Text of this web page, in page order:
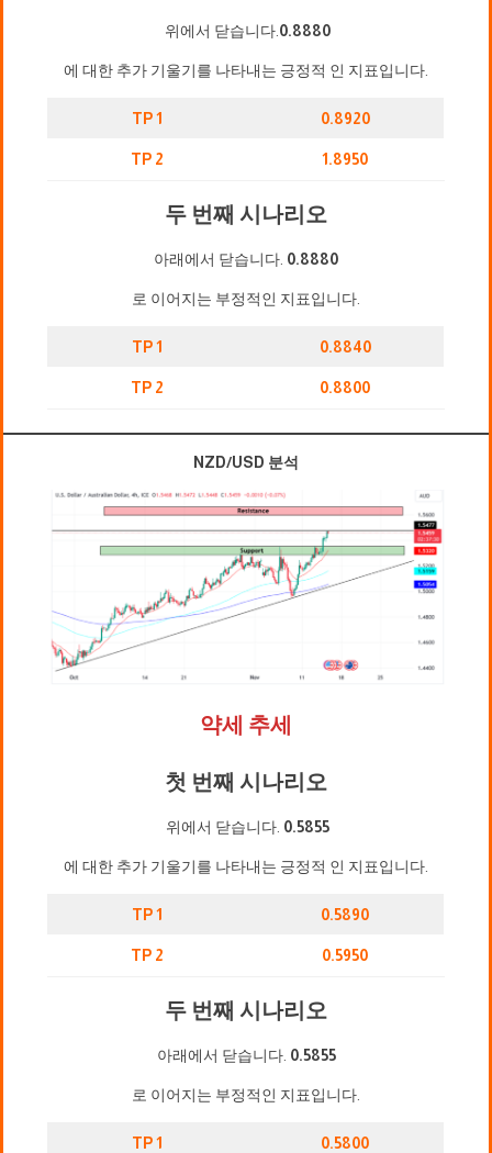
위에서 닫습니다.0.8880
에 대한 추가 기울기를 나타내는 긍정적 인 지표입니다.
TP 1 0.8920
TP 2 1.8950
두 번째 시나리오
아래에서 닫습니다. 0.8880
로 이어지는 부정적인 지표입니다.
TP 1 0.8840
TP 2 0.8800
NZD/USD 분석
약세 추세
첫 번째 시나리오
위에서 닫습니다. 0.5855
에 대한 추가 기울기를 나타내는 긍정적 인 지표입니다.
TP 1 0.5890
TP 2 0.5950
두 번째 시나리오
아래에서 닫습니다. 0.5855
로 이어지는 부정적인 지표입니다.
TP 1 0.5800